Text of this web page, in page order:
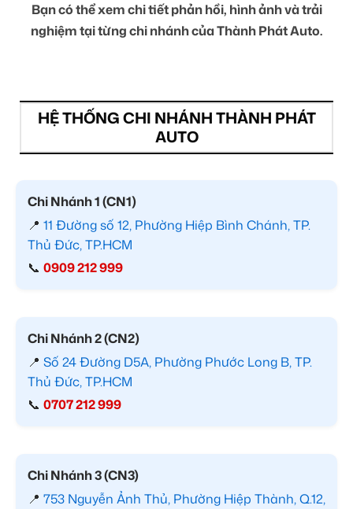
Bạn có thể xem chi tiết phản hồi, hình ảnh và trải
nghiệm tại từng chi nhánh của Thành Phát Auto.
HỆ THỐNG CHI NHÁNH THÀNH PHÁT
AUTO
Chi Nhánh 1 (CN1)
📍 11 Đường số 12, Phường Hiệp Bình Chánh, TP.
Thủ Đức, TP.HCM
📞 0909 212 999
Chi Nhánh 2 (CN2)
📍 Số 24 Đường D5A, Phường Phước Long B, TP.
Thủ Đức, TP.HCM
📞 0707 212 999
Chi Nhánh 3 (CN3)
📍 753 Nguyễn Ảnh Thủ, Phường Hiệp Thành, Q.12,